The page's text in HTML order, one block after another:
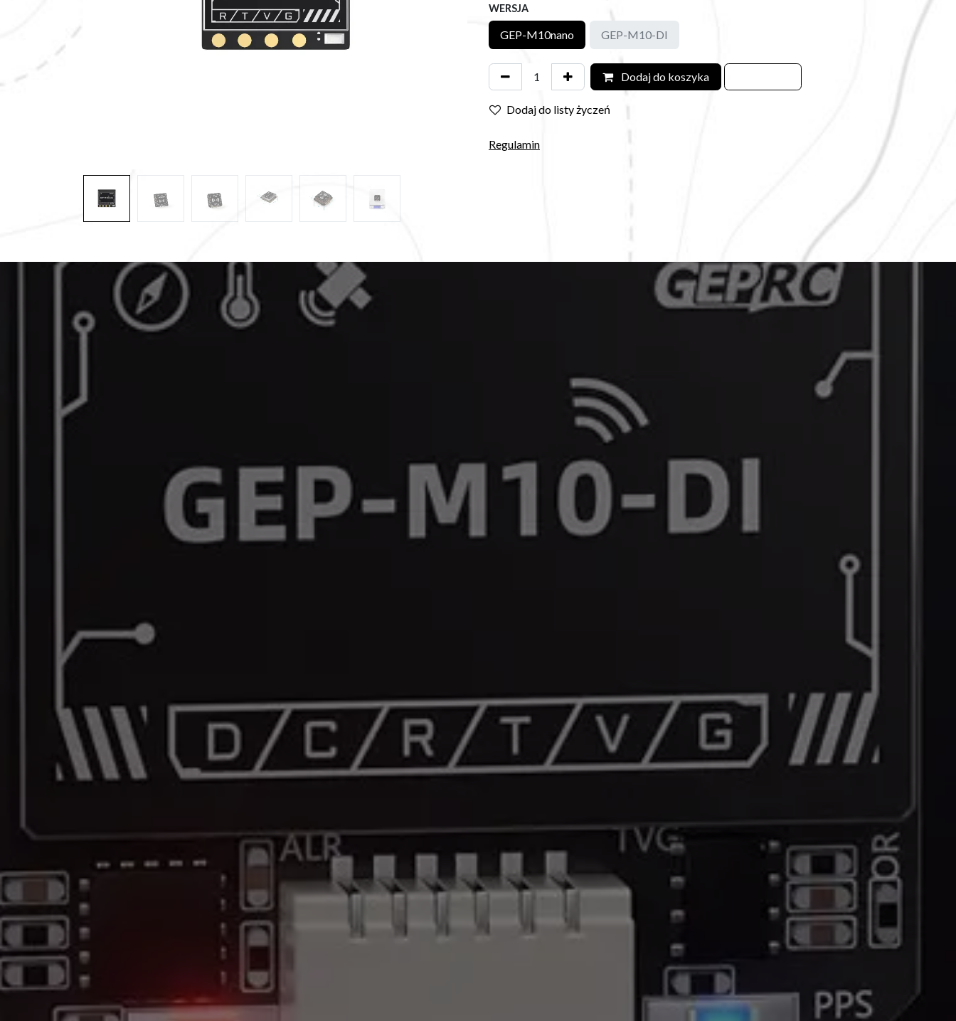
WERSJA
GEP-M10nano GEP-M10-DI
Dodaj do koszyka
Dodaj do listy życzeń
Regulamin